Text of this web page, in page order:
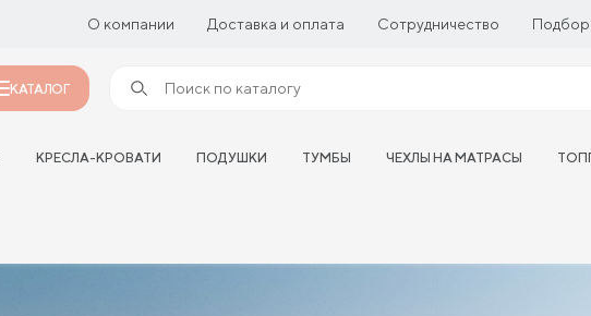
О компании Доставка и оплата Сотрудничество Подбор
КАТАЛОГ
КРЕСЛА-КРОВАТИ ПОДУШКИ ТУМБЫ ЧЕХЛЫ НА МАТРАСЫ